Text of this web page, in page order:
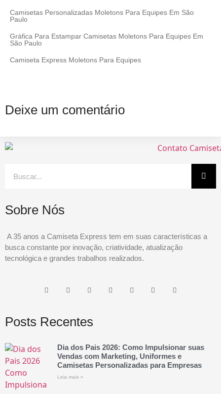
Camisetas Personalizadas Moletons Para Equipes Em São
Paulo
Gráfica Para Estampar Camisetas Moletons Para Equipes Em
São Paulo
Camiseta Express Moletons Para Equipes
Deixe um comentário
Sobre Nós
A 35 anos a Camiseta Express tem em suas características a
busca constante por inovação, criatividade, atualização
tecnológica e grandes trabalhos realizados.
Posts Recentes
Dia dos Pais 2026: Como Impulsionar suas
Vendas com Marketing, Uniformes e
Camisetas Personalizadas para Empresas
Leia mais »